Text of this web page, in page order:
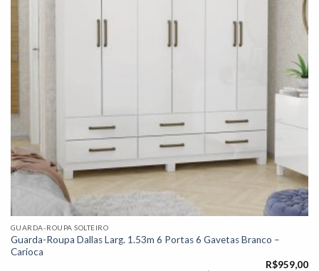
GUARDA-ROUPA SOLTEIRO
Guarda-Roupa Dallas Larg. 1.53m 6 Portas 6 Gavetas Branco –
Carioca
R$959,00